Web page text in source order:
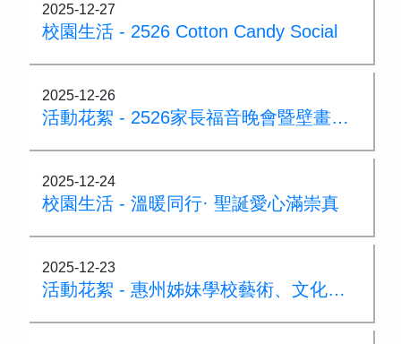
2025-12-27
校園生活 - 2526 Cotton Candy Social
2025-12-26
活動花絮 - 2526家長福音晚會暨壁畫開幕禮
2025-12-24
校園生活 - 溫暖同行· 聖誕愛心滿崇真
2025-12-23
活動花絮 - 惠州姊妹學校藝術、文化交流之旅